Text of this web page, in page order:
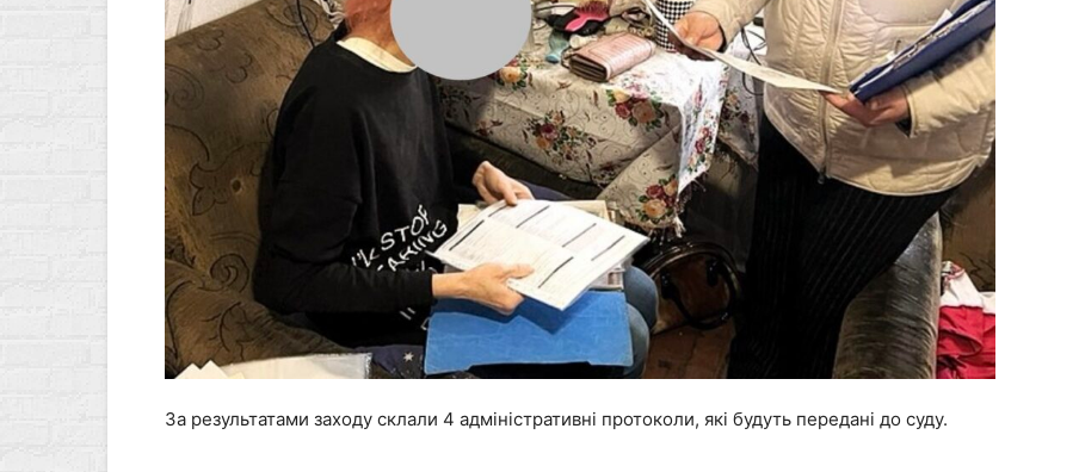
За результатами заходу склали 4 адміністративні протоколи, які будуть передані до суду.